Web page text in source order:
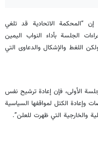
“المحكمة الاتحادية قد تلغي
الجلسة بأداء النواب اليمين
اللغط والإشكال والدعاوى التي
الأولى، فإن إعادة ترشيح نفس
وإعادة الكتل لمواقفها السياسية
والخارجية التي ظهرت للعلن”.